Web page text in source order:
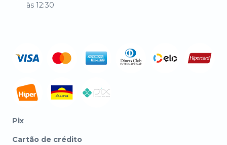
às 12:30
Pix
Cartão de crédito